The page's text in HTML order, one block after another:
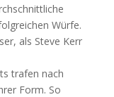
Würfe.
als Steve Kerr
trafen nach
Form. So